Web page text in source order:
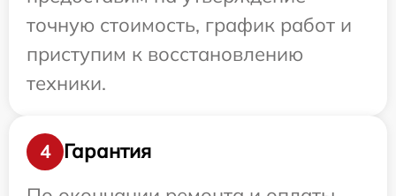
точную стоимость, график работ и
приступим к восстановлению
техники.
4
Гарантия